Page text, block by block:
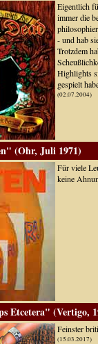
Eigentlich
immer die
- und hab
Trotzdem
Highlights
gespielt
(02.07.2004)
(Ohr, Juli 1971)
Für viele
keine
Etcetera" (Vertigo,
Feinster
(15.03.2017)